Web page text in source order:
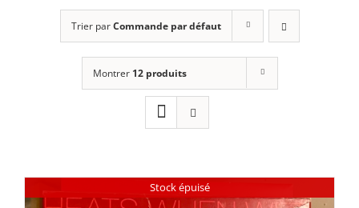
Trier parCommande par défaut
Montrer 12 produits
Stock épuisé